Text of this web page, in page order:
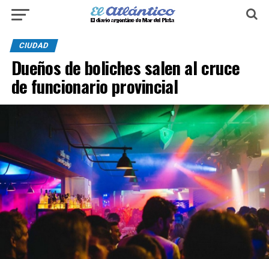
CIUDAD
Dueños de boliches salen al cruce
de funcionario provincial